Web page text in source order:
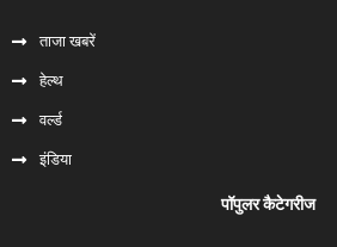
ताजा खबरें
हेल्‍थ
वर्ल्ड
इंडिया
पॉपुलर कैटेगरीज